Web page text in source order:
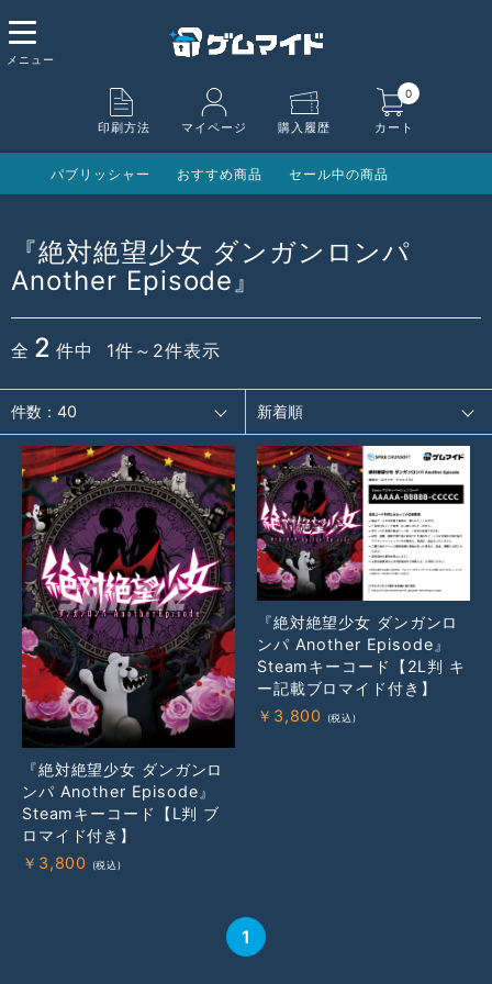
印刷方法 マイページ 購入履歴 カート
0
パブリッシャー おすすめ商品 セール中の商品
『絶対絶望少女 ダンガンロンパ
Another Episode』
全 2 件中 1件～2件表示
『絶対絶望少女 ダンガンロ
ンパ Another Episode』
Steamキーコード【L判 ブ
ロマイド付き】
￥ 3,800
『絶対絶望少女 ダンガンロ
ンパ Another Episode』
Steamキーコード【2L判 キ
ー記載ブロマイド付き】
￥ 3,800
1